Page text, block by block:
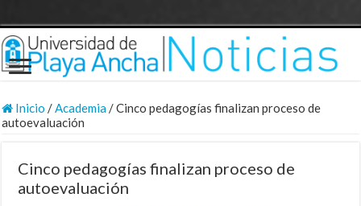
Inicio /Academia/Cinco pedagogías finalizan proceso de
autoevaluación
Cinco pedagogías finalizan proceso de
autoevaluación